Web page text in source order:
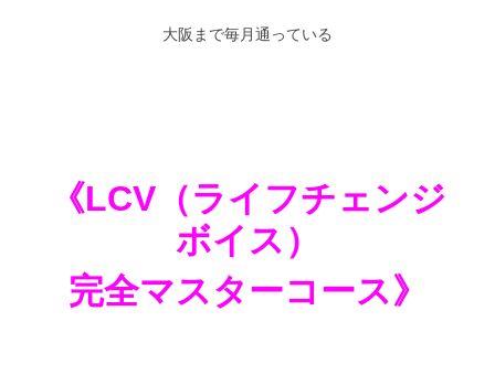
大阪まで毎月通っている
《LCV（ライフチェンジ
ボイス）
完全マスターコース》